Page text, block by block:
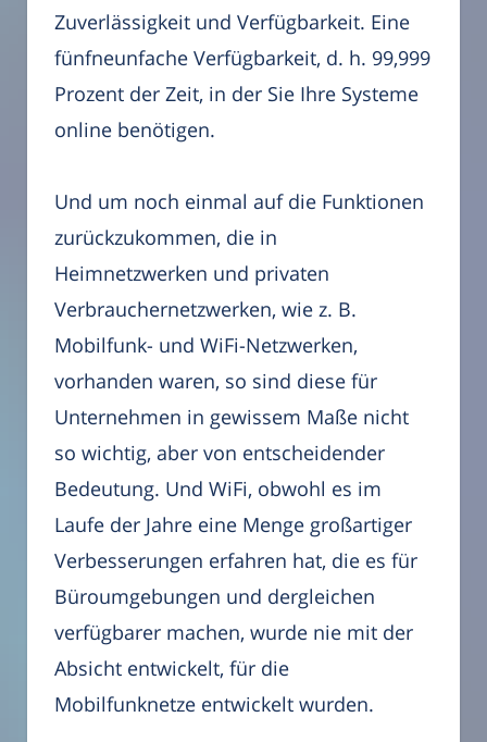
Zuverlässigkeit und Verfügbarkeit. Eine
fünfneunfache Verfügbarkeit, d. h. 99,999
Prozent der Zeit, in der Sie Ihre Systeme
online benötigen.
Und um noch einmal auf die Funktionen
zurückzukommen, die in
Heimnetzwerken und privaten
Verbrauchernetzwerken, wie z. B.
Mobilfunk- und WiFi-Netzwerken,
vorhanden waren, so sind diese für
Unternehmen in gewissem Maße nicht
so wichtig, aber von entscheidender
Bedeutung. Und WiFi, obwohl es im
Laufe der Jahre eine Menge großartiger
Verbesserungen erfahren hat, die es für
Büroumgebungen und dergleichen
verfügbarer machen, wurde nie mit der
Absicht entwickelt, für die
Mobilfunknetze entwickelt wurden.